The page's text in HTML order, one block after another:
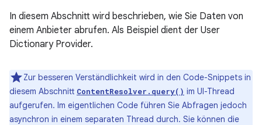
In diesem Abschnitt wird beschrieben, wie Sie Daten von
einem Anbieter abrufen. Als Beispiel dient der User
Dictionary Provider.
Zur besseren Verständlichkeit wird in den Code-Snippets in
diesem Abschnitt ContentResolver.query() im UI-Thread
aufgerufen. Im eigentlichen Code führen Sie Abfragen jedoch
asynchron in einem separaten Thread durch. Sie können die